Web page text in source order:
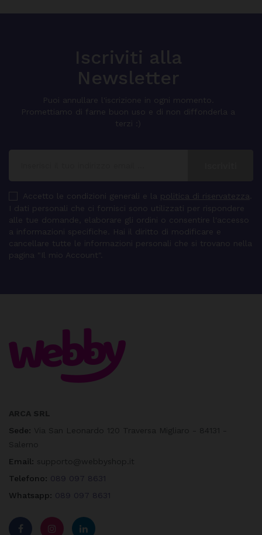
Iscriviti alla
Newsletter
Puoi annullare l'iscrizione in ogni momento.
Promettiamo di farne buon uso e di non diffonderla a
terzi :)
Accetto le condizioni generali e la politica di riservatezza
I dati personali che ci fornisci sono utilizzati per rispondere
alle tue domande, elaborare gli ordini o consentire l'accesso
a informazioni specifiche. Hai il diritto di modificare e
cancellare tutte le informazioni personali che si trovano nella
pagina "Il mio Account".
Sede:
Email:
Telefono: 089 097 8631
Whatsapp: 089 097 8631